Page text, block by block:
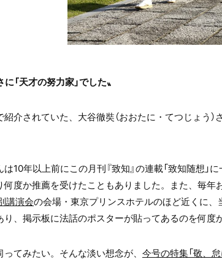
に「天才の努力家」でした〟
介されていた、大谷徹奘（おおたに・てつじょう
10年以上前にこの月刊『致知』の連載「致知随想」
何度か推薦を受けたこともありました。また、毎年
講演会の会場・東京プリンスホテルのほど近くに
り、掲示板に法話のポスターが貼ってあるのを何度
てみたい。そんな淡い想念が、 今号の特集「敬、